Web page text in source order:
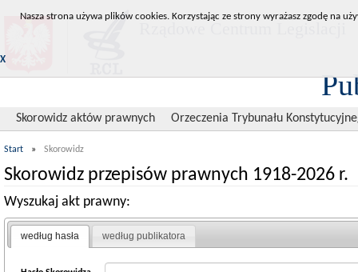
Skorowidz aktów prawnych Orzeczenia Trybunału
Start » Skorowidz
Skorowidz przepisów prawnych 1918-2026 r.
Wyszukaj akt prawny:
według hasła według publikatora
Nasza strona używa plików cookies. Korzystając ze strony wyrażasz zgodę na
X